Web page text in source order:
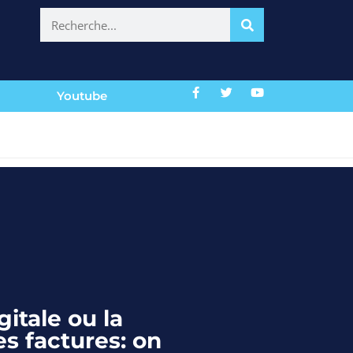
Youtube
ou la
factures: on